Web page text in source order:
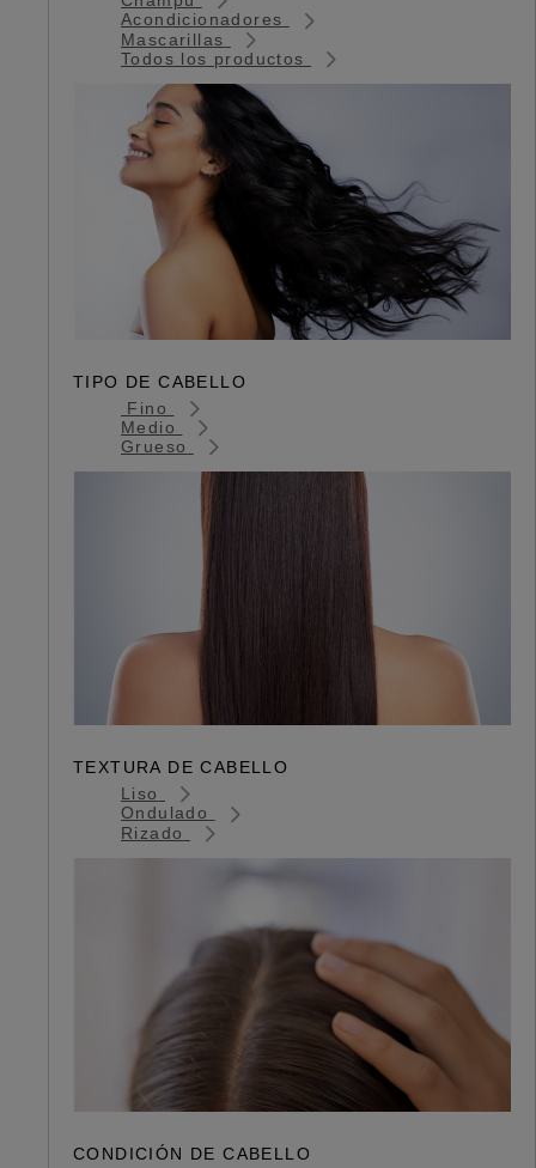
Acondicionadores
Mascarillas
Todos los productos
TIPO DE CABELLO
Fino
Medio
Grueso
TEXTURA DE CABELLO
Liso
Ondulado
Rizado
CONDICIÓN DE CABELLO